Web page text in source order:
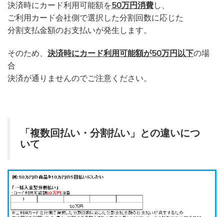
決済時にカード利用可能額を50万円消費し、
ご利用カード会社側で選択した分割回数に応じた
分割支払金額のお支払いが発生します。
そのため、 決済時にカード利用可能額が50万円以下の場
合
決済が通りませんのでご注意ください。
「複数回払い・分割払い」との違いにつ
いて